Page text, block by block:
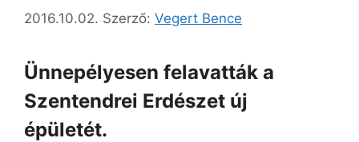
2016.10.02. Szerző: Vegert Bence
Ünnepélyesen felavatták a
Szentendrei Erdészet új
épületét.